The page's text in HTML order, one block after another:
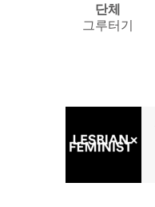
단체
그루터기
탐
색
전